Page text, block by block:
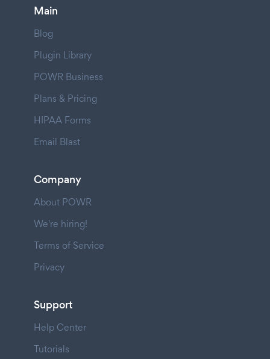
Main
Blog
Plugin Library
POWR Business
Plans & Pricing
HIPAA Forms
Email Blast
Company
About POWR
We're hiring!
Terms of Service
Privacy
Support
Help Center
Tutorials